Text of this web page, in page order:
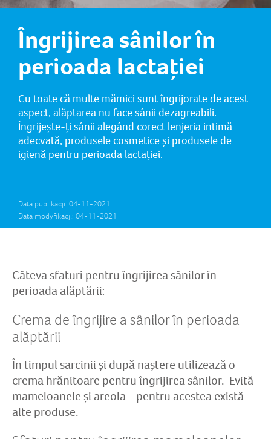
Îngrijirea sânilor în
perioada lactației
Cu toate că multe mămici sunt îngrijorate de acest
aspect, alăptarea nu face sânii dezagreabili.
Îngrijește-ți sânii alegând corect lenjeria intimă
adecvată, produsele cosmetice și produsele de
igienă pentru perioada lactației.
Data publikacji: 04-11-2021
Data modyfikacji: 04-11-2021
Câteva sfaturi pentru îngrijirea sânilor în
perioada alăptării:
Crema de îngrijire a sânilor în perioada
alăptării
În timpul sarcinii și după naștere utilizează o
crema hrănitoare pentru îngrijirea sânilor. Evită
mameloanele și areola - pentru acestea există
alte produse.